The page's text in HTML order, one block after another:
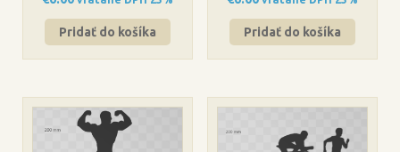
Pridať do košíka Pridať do košíka